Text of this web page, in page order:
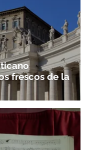
frescos de la